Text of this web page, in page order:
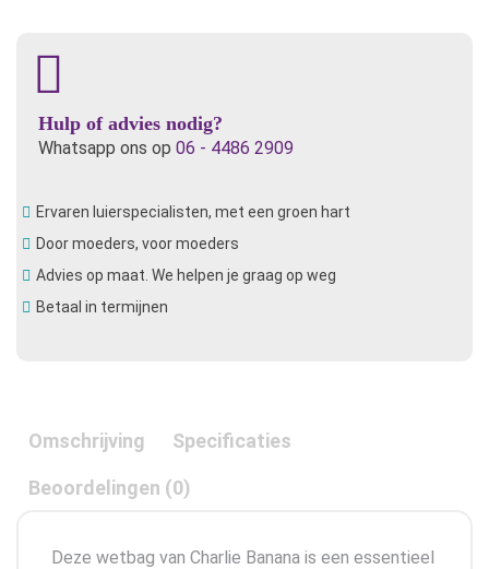
Hulp of advies nodig?
Whatsapp ons op 06 - 4486 2909
Ervaren luierspecialisten, met een groen hart
Door moeders, voor moeders
Advies op maat. We helpen je graag op weg
Betaal in termijnen
Omschrijving Specificaties
Beoordelingen (0)
Deze wetbag van Charlie Banana is een essentieel